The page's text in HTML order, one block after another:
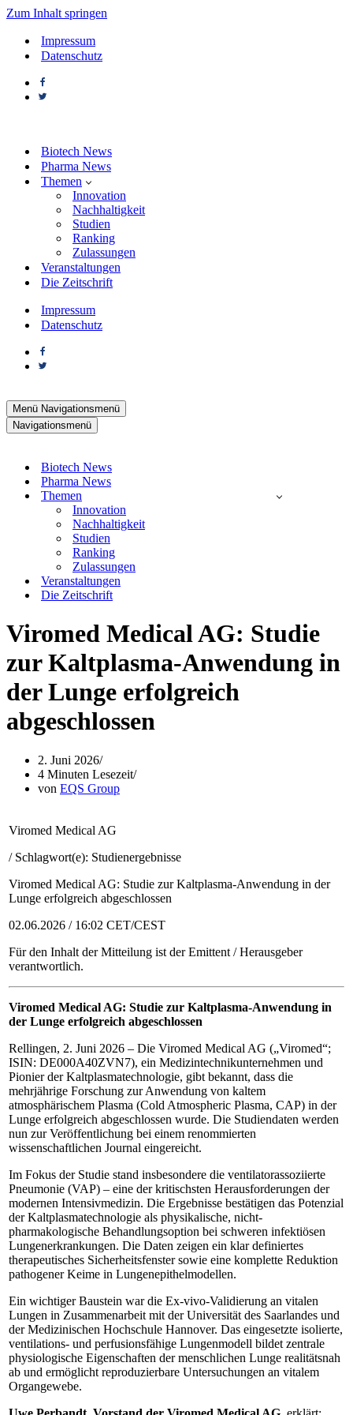
Zum Inhalt springen
Impressum
Datenschutz
Biotech News
Pharma News
Themen
Innovation
Nachhaltigkeit
Studien
Ranking
Zulassungen
Veranstaltungen
Die Zeitschrift
Impressum
Datenschutz
Menü Navigationsmenü
Navigationsmenü
Biotech News
Pharma News
Themen
Innovation
Nachhaltigkeit
Studien
Ranking
Zulassungen
Veranstaltungen
Die Zeitschrift
Viromed Medical AG: Studie
zur Kaltplasma-Anwendung in
der Lunge erfolgreich
abgeschlossen
2. Juni 2026
4 Minuten Lesezeit
von EQS Group
Viromed Medical AG
/ Schlagwort(e): Studienergebnisse
Viromed Medical AG: Studie zur Kaltplasma-Anwendung in der
Lunge erfolgreich abgeschlossen
02.06.2026 / 16:02 CET/CEST
Für den Inhalt der Mitteilung ist der Emittent / Herausgeber
verantwortlich.
Viromed Medical AG: Studie zur Kaltplasma-Anwendung in
der Lunge erfolgreich abgeschlossen
Rellingen, 2. Juni 2026 – Die Viromed Medical AG („Viromed“;
ISIN: DE000A40ZVN7), ein Medizintechnikunternehmen und
Pionier der Kaltplasmatechnologie, gibt bekannt, dass die
mehrjährige Forschung zur Anwendung von kaltem
atmosphärischem Plasma (Cold Atmospheric Plasma, CAP) in der
Lunge erfolgreich abgeschlossen wurde. Die Studiendaten werden
nun zur Veröffentlichung bei einem renommierten
wissenschaftlichen Journal eingereicht.
Im Fokus der Studie stand insbesondere die ventilatorassoziierte
Pneumonie (VAP) – eine der kritischsten Herausforderungen der
modernen Intensivmedizin. Die Ergebnisse bestätigen das Potenzial
der Kaltplasmatechnologie als physikalische, nicht-
pharmakologische Behandlungsoption bei schweren infektiösen
Lungenerkrankungen. Die Daten zeigen ein klar definiertes
therapeutisches Sicherheitsfenster sowie eine komplette Reduktion
pathogener Keime in Lungenepithelmodellen.
Ein wichtiger Baustein war die Ex-vivo-Validierung an vitalen
Lungen in Zusammenarbeit mit der Universität des Saarlandes und
der Medizinischen Hochschule Hannover. Das eingesetzte isolierte,
ventilations- und perfusionsfähige Lungenmodell bildet zentrale
physiologische Eigenschaften der menschlichen Lunge realitätsnah
ab und ermöglicht reproduzierbare Untersuchungen an vitalem
Organgewebe.